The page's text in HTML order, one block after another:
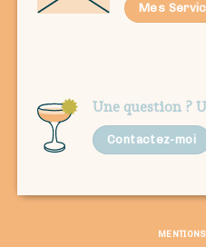
Mes
Une question ?
Contactez-moi